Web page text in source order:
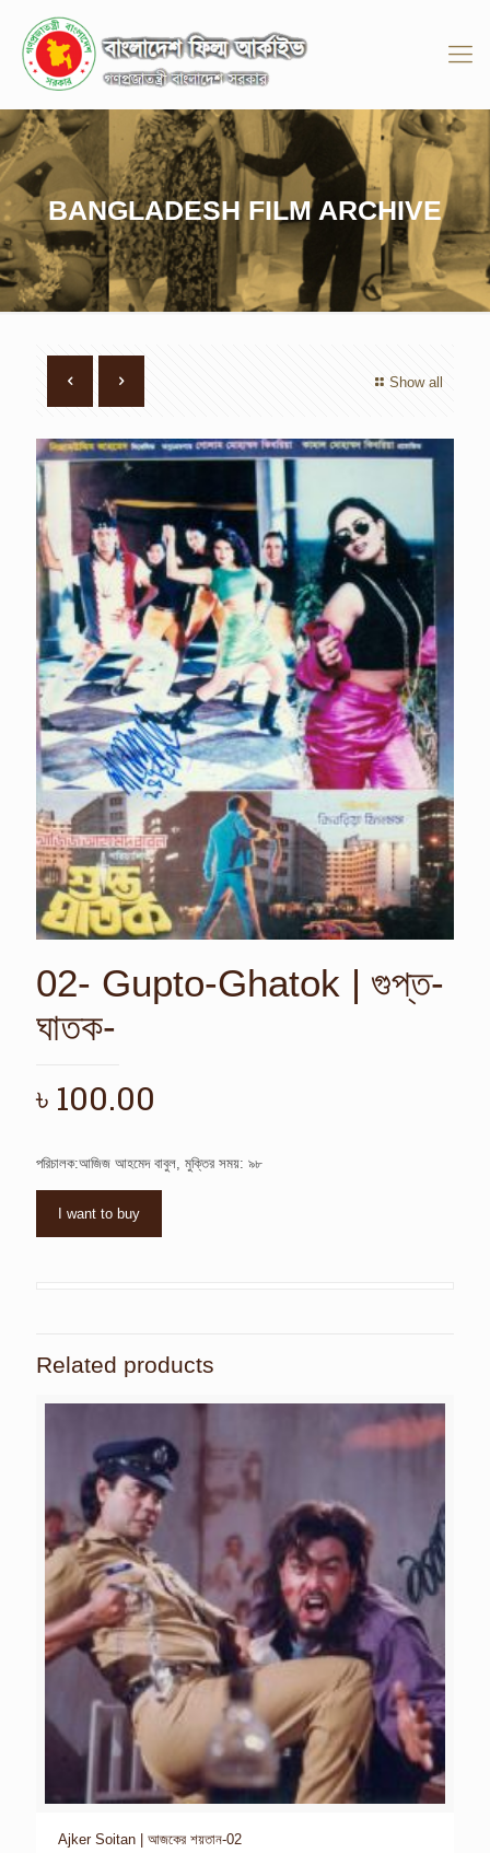
BANGLADESH FILM ARCHIVE
Show all
02- Gupto-Ghatok | গুপ্ত-
ঘাতক-
৳ 100.00
পরিচালক:আজিজ আহমেদ বাবুল, মুক্তির সময়: ৯৮
I want to buy
Related products
Ajker Soitan | আজকের শয়তান-02